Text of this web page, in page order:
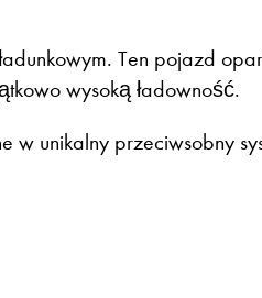
Ten pojazd
wysoką ładowność.
unikalny przeciwsobny